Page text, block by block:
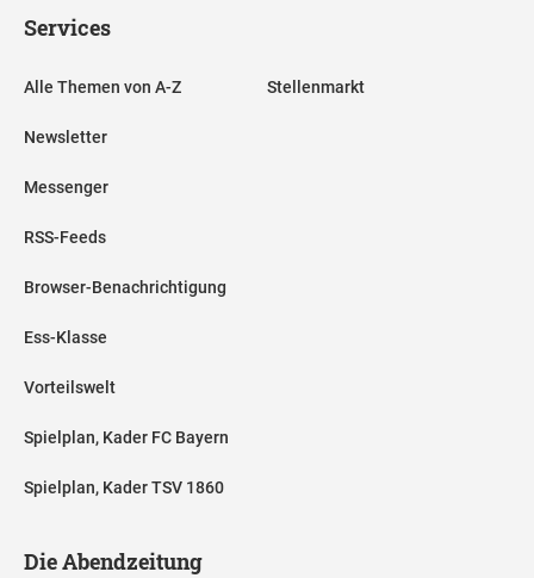
Services
Alle Themen von A-Z
Newsletter
Messenger
RSS-Feeds
Browser-Benachrichtigung
Ess-Klasse
Vorteilswelt
Spielplan, Kader FC Bayern
Spielplan, Kader TSV 1860
Stellenmarkt
Die Abendzeitung